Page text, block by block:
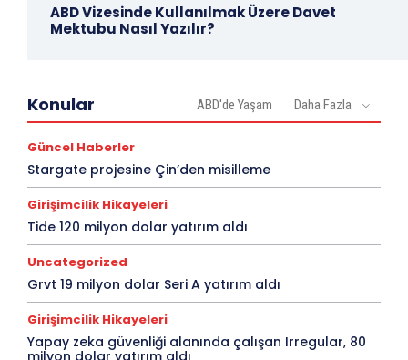
ABD Vizesinde Kullanılmak Üzere Davet
Mektubu Nasıl Yazılır?
Konular ABD'de Yaşam Daha Fazla
Güncel Haberler
Stargate projesine Çin’den misilleme
Girişimcilik Hikayeleri
Tide 120 milyon dolar yatırım aldı
Uncategorized
Grvt 19 milyon dolar Seri A yatırım aldı
Girişimcilik Hikayeleri
Yapay zeka güvenliği alanında çalışan Irregular, 80